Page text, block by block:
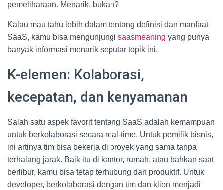
pemeliharaan. Menarik, bukan?
Kalau mau tahu lebih dalam tentang definisi dan manfaat
SaaS, kamu bisa mengunjungi saasmeaning yang punya
banyak informasi menarik seputar topik ini.
K-elemen: Kolaborasi,
kecepatan, dan kenyamanan
Salah satu aspek favorit tentang SaaS adalah kemampuan
untuk berkolaborasi secara real-time. Untuk pemilik bisnis,
ini artinya tim bisa bekerja di proyek yang sama tanpa
terhalang jarak. Baik itu di kantor, rumah, atau bahkan saat
berlibur, kamu bisa tetap terhubung dan produktif. Untuk
developer, berkolaborasi dengan tim dan klien menjadi